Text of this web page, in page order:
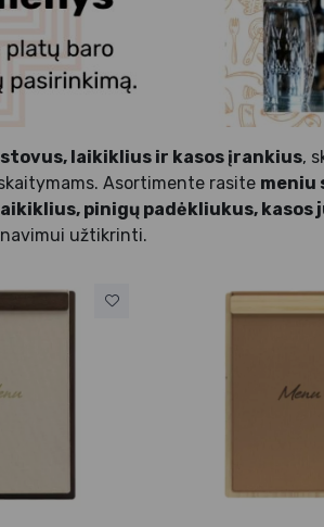
laikiklius ir kasos įrankius,
Asortimente rasite meniu
pinigų padėkliukus,
užtikrinti.